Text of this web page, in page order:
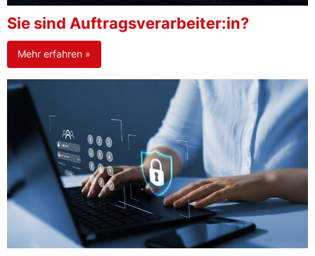
Sie sind Auftragsverarbeiter:in?
Mehr erfahren »